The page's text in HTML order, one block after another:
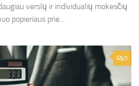
verslų ir individualių mokesčių
popieriaus prie...
0